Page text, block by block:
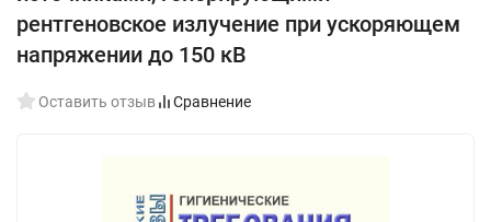
рентгеновское излучение при ускоряющем
напряжении до 150 кВ
Оставить отзыв Сравнение